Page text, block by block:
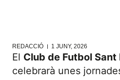
REDACCIÓ 1 JUNY, 2026
El Club de Futbol Sant
celebrarà unes